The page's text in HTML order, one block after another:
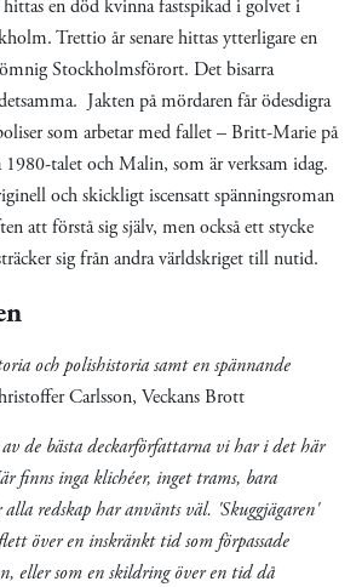
en död kvinna fastspikad i golvet i
Trettio år senare hittas ytterligare en
Stockholmsförort. Det bisarra
Jakten på mördaren får ödesdigra
som arbetar med fallet – Britt-Marie på
talet och Malin, som är verksam idag.
och skickligt iscensatt spänningsroman
att förstå sig själv, men också ett stycke
sig från andra världskriget till nutid.
och polishistoria samt en spännande
Carlsson, Veckans Brott
de bästa deckarförfattarna vi har i det här
finns inga klichéer, inget trams, bara
redskap har använts väl. 'Skuggjägaren'
över en inskränkt tid som förpassade
eller som en skildring över en tid då